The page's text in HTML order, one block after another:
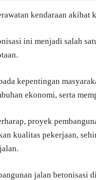
kendaraan akibat
ini menjadi salah
kepentingan
ekonomi, serta
proyek
kualitas pekerjaan,
jalan betonisasi